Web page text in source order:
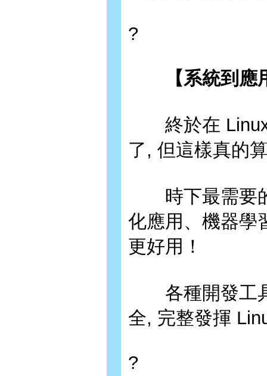
?
【系統到應
終於在 Linux
了, 但這樣真的
時下最需要的
化應用、機器學
更好用！
各種開發工具
全, 完整發揮
?